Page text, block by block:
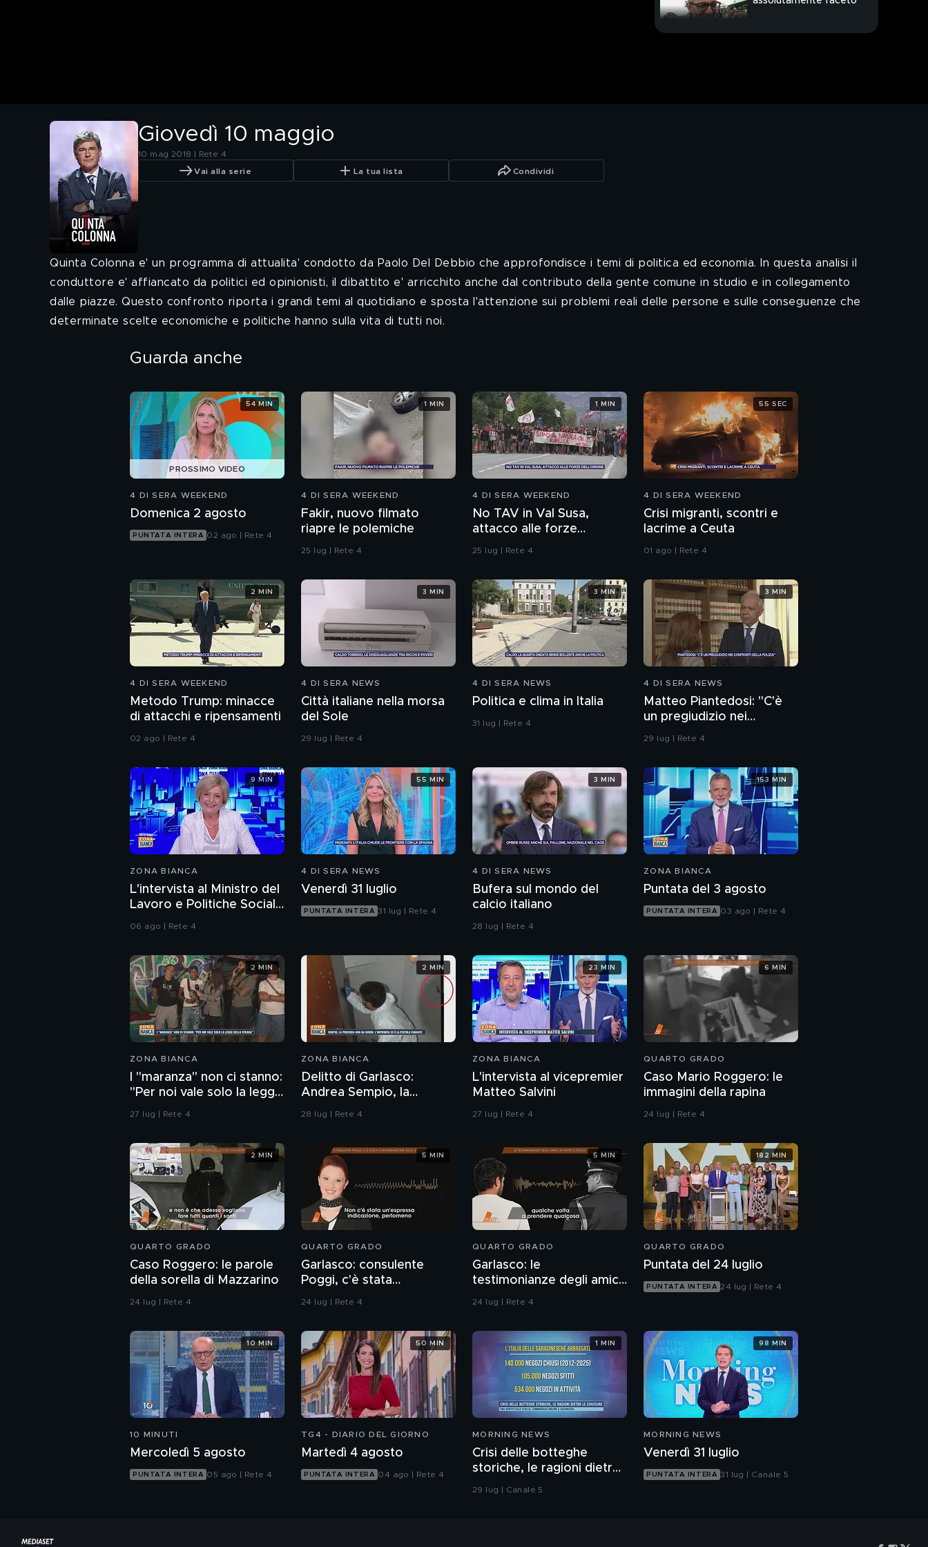
Follia fiscale
Adriano Pappalardo
Giovedì 10 maggio
10 mag 2018 | Rete 4
Vai alla serie La tua lista Condividi
Quinta Colonna e' un programma di attualita' condotto da Paolo Del Debbio che approfondisce i temi di politica ed economia. In questa analisi il
conduttore e' affiancato da politici ed opinionisti, il dibattito e' arricchito anche dal contributo della gente comune in studio e in collegamento
dalle piazze. Questo confronto riporta i grandi temi al quotidiano e sposta l'attenzione sui problemi reali delle persone e sulle conseguenze che
determinate scelte economiche e politiche hanno sulla vita di tutti noi.
Guarda anche
PROSSIMO VIDEO
4 DI SERA WEEKEND
Domenica 2 agosto
PUNTATA INTERA 02 ago | Rete 4
54 MIN
4 DI SERA WEEKEND
Fakir, nuovo filmato
riapre le polemiche
25 lug | Rete 4
1 MIN
4 DI SERA WEEKEND
No TAV in Val Susa,
attacco alle forze
dell'ordine
25 lug | Rete 4
1 MIN
4 DI SERA WEEKEND
Crisi migranti, scontri e
lacrime a Ceuta
01 ago | Rete 4
55 SEC
4 DI SERA WEEKEND
Metodo Trump: minacce
di attacchi e ripensamenti
02 ago | Rete 4
2 MIN
4 DI SERA NEWS
Città italiane nella morsa
del Sole
29 lug | Rete 4
3 MIN
4 DI SERA NEWS
Politica e clima in Italia
31 lug | Rete 4
3 MIN
4 DI SERA NEWS
Matteo Piantedosi: "C'è
un pregiudizio nei
confronti della polizia"
29 lug | Rete 4
3 MIN
ZONA BIANCA
L'intervista al Ministro del
Lavoro e Politiche Sociali
Marina Calderone
06 ago | Rete 4
9 MIN
4 DI SERA NEWS
Venerdì 31 luglio
PUNTATA INTERA 31 lug | Rete 4
55 MIN
4 DI SERA NEWS
Bufera sul mondo del
calcio italiano
28 lug | Rete 4
3 MIN
ZONA BIANCA
Puntata del 3 agosto
PUNTATA INTERA 03 ago | Rete 4
153 MIN
ZONA BIANCA
I "maranza" non ci stanno:
"Per noi vale solo la legge
della strada"
27 lug | Rete 4
2 MIN
ZONA BIANCA
Delitto di Garlasco:
Andrea Sempio, la
Procura di Pavia non ha
28 lug | Rete 4
2 MIN
ZONA BIANCA
L'intervista al vicepremier
Matteo Salvini
27 lug | Rete 4
23 MIN
QUARTO GRADO
Caso Mario Roggero: le
immagini della rapina
24 lug | Rete 4
6 MIN
QUARTO GRADO
Caso Roggero: le parole
della sorella di Mazzarino
24 lug | Rete 4
2 MIN
QUARTO GRADO
Garlasco: consulente
Poggi, c'è stata
contaminazione sulle
24 lug | Rete 4
5 MIN
QUARTO GRADO
Garlasco: le
testimonianze degli amici
di Marco Poggi
24 lug | Rete 4
5 MIN
QUARTO GRADO
Puntata del 24 luglio
PUNTATA INTERA 24 lug | Rete 4
182 MIN
10 MINUTI
Mercoledì 5 agosto
PUNTATA INTERA 05 ago | Rete 4
10 MIN
TG4 - DIARIO DEL GIORNO
Martedì 4 agosto
PUNTATA INTERA 04 ago | Rete 4
50 MIN
MORNING NEWS
Crisi delle botteghe
storiche, le ragioni dietro
le chiusure
29 lug | Canale 5
1 MIN
MORNING NEWS
Venerdì 31 luglio
PUNTATA INTERA 31 lug | Canale 5
98 MIN